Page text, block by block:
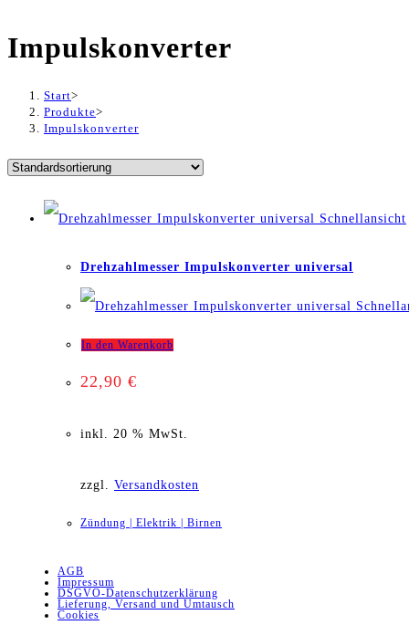
durchsuchen
Impulskonverter
Start>
Produkte>
Impulskonverter
Schnellansicht
Drehzahlmesser Impulskonverter universal
In den Warenkorb
22,90 €
inkl. 20 % MwSt.
zzgl. Versandkosten
Zündung | Elektrik | Birnen
AGB
Impressum
DSGVO-Datenschutzerklärung
Lieferung, Versand und Umtausch
Cookies